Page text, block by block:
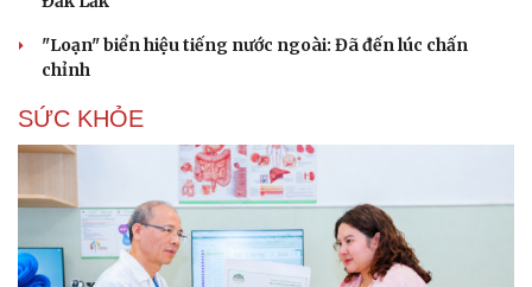
"Loạn" biển hiệu tiếng nước ngoài: Đã đến lúc chấn
chỉnh
SỨC KHỎE